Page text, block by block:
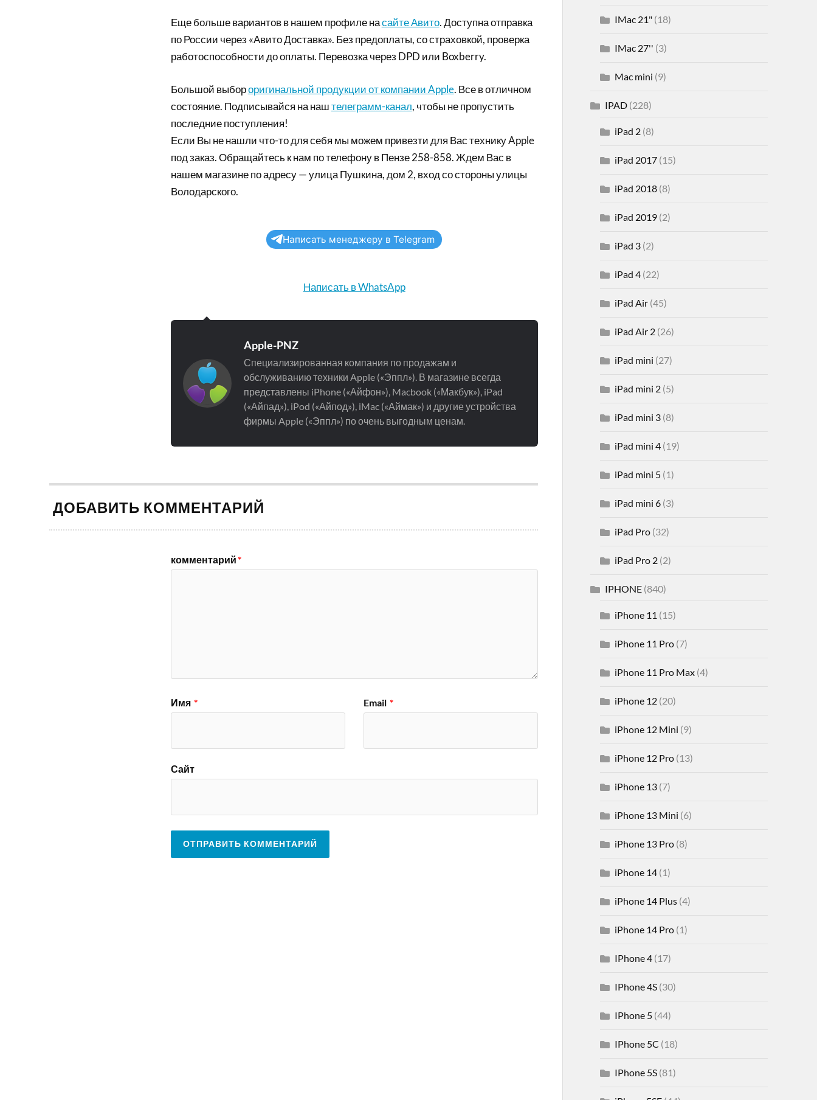
Еще больше вариантов в нашем профиле насайте Авито. Доступна отправка
по России через «Авито Доставка». Без предоплаты, со страховкой, проверка
работоспособности до оплаты. Перевозка через DPD или Boxberry.
Большой выбороригинальной продукции от компании Apple. Все в отличном
состояние. Подписывайся на наштелеграмм-канал, чтобы не пропустить
последние поступления!
Если Вы не нашли что-то для себя мы можем привезти для Вас технику Apple
под заказ. Обращайтесь к нам по телефону в Пензе 258-858. Ждем Вас в
нашем магазине по адресу — улица Пушкина, дом 2, вход со стороны улицы
Володарского.
Написать менеджеру в Telegram
Написать в WhatsApp
Apple-PNZ
Специализированная компания по продажам и
обслуживанию техники Apple («Эппл»). В магазине всегда
представлены iPhone («Айфон»), Macbook («Макбук»), iPad
(«Айпад»), iPod («Айпод»), iMac («Аймак») и другие устройства
фирмы Apple («Эппл») по очень выгодным ценам.
ДОБАВИТЬ КОММЕНТАРИЙ
комментарий*
Имя * Email *
Сайт
IMac 21"(18)
IMac 27'' (3)
Mac mini (9)
IPAD(228)
iPad 2(8)
iPad 2017(15)
iPad 2018(8)
iPad 2019(2)
iPad 3(2)
iPad 4(22)
iPad Air(45)
iPad Air 2(26)
iPad mini (27)
iPad mini 2(5)
iPad mini 3(8)
iPad mini 4(19)
iPad mini 5(1)
iPad mini 6(3)
iPad Pro(32)
iPad Pro 2(2)
IPHONE(840)
iPhone 11 (15)
iPhone 11 Pro(7)
iPhone 11 Pro Max(4)
iPhone 12(20)
iPhone 12 Mini (9)
iPhone 12 Pro(13)
iPhone 13(7)
iPhone 13 Mini (6)
iPhone 13 Pro(8)
iPhone 14(1)
iPhone 14 Plus(4)
iPhone 14 Pro(1)
IPhone 4(17)
IPhone 4S(30)
IPhone 5(44)
IPhone 5C (18)
IPhone 5S(81)